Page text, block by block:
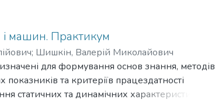
і машин. Практикум
; Шишкін, Валерій Миколайович
для формування основ знання, методів
та критеріїв працездатності
статичних та динамічних характеристик